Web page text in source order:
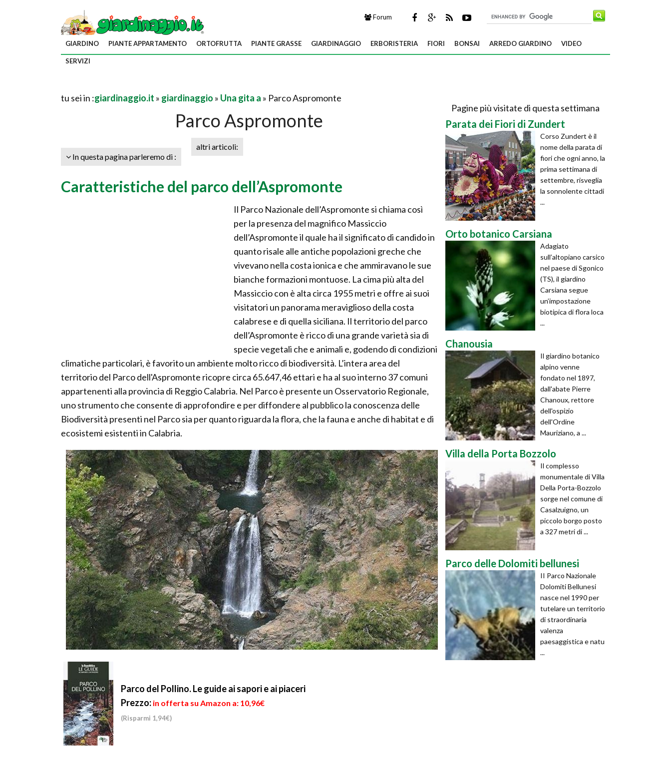
Forum
GIARDINO PIANTE APPARTAMENTO ORTOFRUTTA PIANTE GRASSE GIARDINAGGIO ERBORISTERIA FIORI BONSAI ARREDO GIARDINO VIDEO
SERVIZI
tu sei in :giardinaggio.it » giardinaggio » Una gita a » Parco Aspromonte
Parco Aspromonte
In questa pagina parleremo di :
altri articoli:
Caratteristiche del parco dell’Aspromonte
Il Parco Nazionale dell’Aspromonte si chiama così
per la presenza del magnifico Massiccio
dell’Aspromonte il quale ha il significato di candido in
quanto risale alle antiche popolazioni greche che
vivevano nella costa ionica e che ammiravano le sue
bianche formazioni montuose. La cima più alta del
Massiccio con è alta circa 1955 metri e offre ai suoi
visitatori un panorama meraviglioso della costa
calabrese e di quella siciliana. Il territorio del parco
dell’Aspromonte è ricco di una grande varietà sia di
specie vegetali che e animali e, godendo di condizioni
climatiche particolari, è favorito un ambiente molto ricco di biodiversità. L’intera area del
territorio del Parco dell'Aspromonte ricopre circa 65.647,46 ettari e ha al suo interno 37 comuni
appartenenti alla provincia di Reggio Calabria. Nel Parco è presente un Osservatorio Regionale,
uno strumento che consente di approfondire e per diffondere al pubblico la conoscenza delle
Biodiversità presenti nel Parco sia per quanto riguarda la flora, che la fauna e anche di habitat e di
ecosistemi esistenti in Calabria.
Parco del Pollino. Le guide ai sapori e ai piaceri
Prezzo: in offerta su Amazon a: 10,96€
(Risparmi 1,94€)
Pagine più visitate di questa settimana
Parata dei Fiori di Zundert
Corso Zundert è il
nome della parata di
fiori che ogni anno, la
prima settimana di
settembre, risveglia
la sonnolente cittadi
...
Orto botanico Carsiana
Adagiato
sull’altopiano carsico
nel paese di Sgonico
(TS), il giardino
Carsiana segue
un’impostazione
biotipica di flora loca
...
Chanousia
Il giardino botanico
alpino venne
fondato nel 1897,
dall'abate Pierre
Chanoux, rettore
dell'ospizio
dell'Ordine
Mauriziano, a ...
Villa della Porta Bozzolo
Il complesso
monumentale di Villa
Della Porta-Bozzolo
sorge nel comune di
Casalzuigno, un
piccolo borgo posto
a 327 metri di ...
Parco delle Dolomiti bellunesi
II Parco Nazionale
Dolomiti Bellunesi
nasce nel 1990 per
tutelare un territorio
di straordinaria
valenza
paesaggistica e natu
...